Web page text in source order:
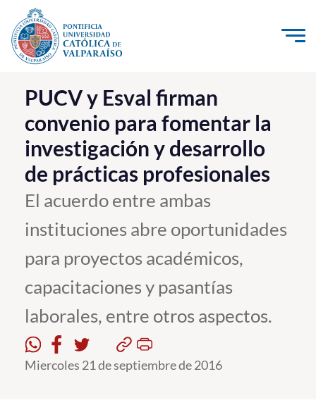
Click acá para ir directamente al contenido
La Universidad
Investigación, Creación e Innovación
PUCV Internacional
Vinculación con el Medio
Admisión
Formación Continua
Estudiantes
PUCV y Esval firman
convenio para fomentar la
investigación y desarrollo
de prácticas profesionales
El acuerdo entre ambas
instituciones abre oportunidades
para proyectos académicos,
capacitaciones y pasantías
laborales, entre otros aspectos.
Miercoles 21 de septiembre de 2016